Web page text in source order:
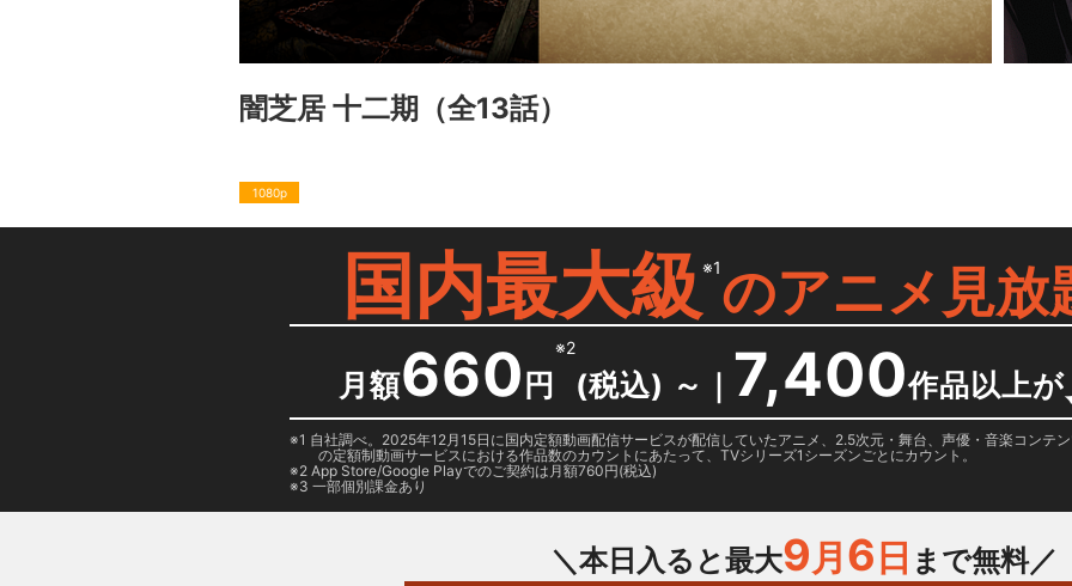
闇芝居 十二期 （全13話）
1080p
国内最大級 ※1のアニメ見放
月額660 円
※2
(税込) ～ ｜ 7,400作品以上が
1 自社調べ。2025年12月15日に国内定額動画配信サービスが配信していたアニメ、2.5次元・舞台、声優・音楽コンテ
の定額制動画サービスにおける作品数のカウントにあたって、TVシリーズ1シーズンごとにカウント。
2 App Store/Google Playでのご契約は月額760円(税込)
3 一部個別課金あり
＼本日入ると最大9月 6 日 まで無料／